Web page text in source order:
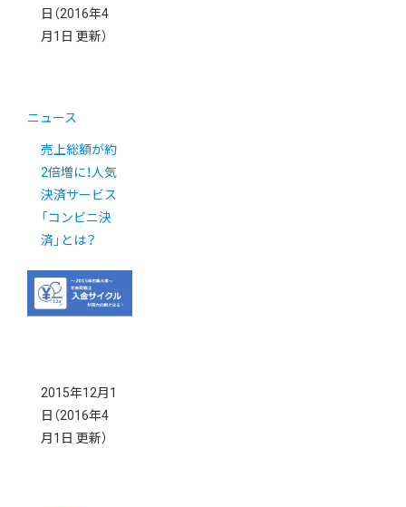
日 （2016年4
月1日 更新）
ニュース
売上総額が約
2倍増に！人気
決済サービス
「コンビニ決
済」とは？
2015年12月1
日 （2016年4
月1日 更新）